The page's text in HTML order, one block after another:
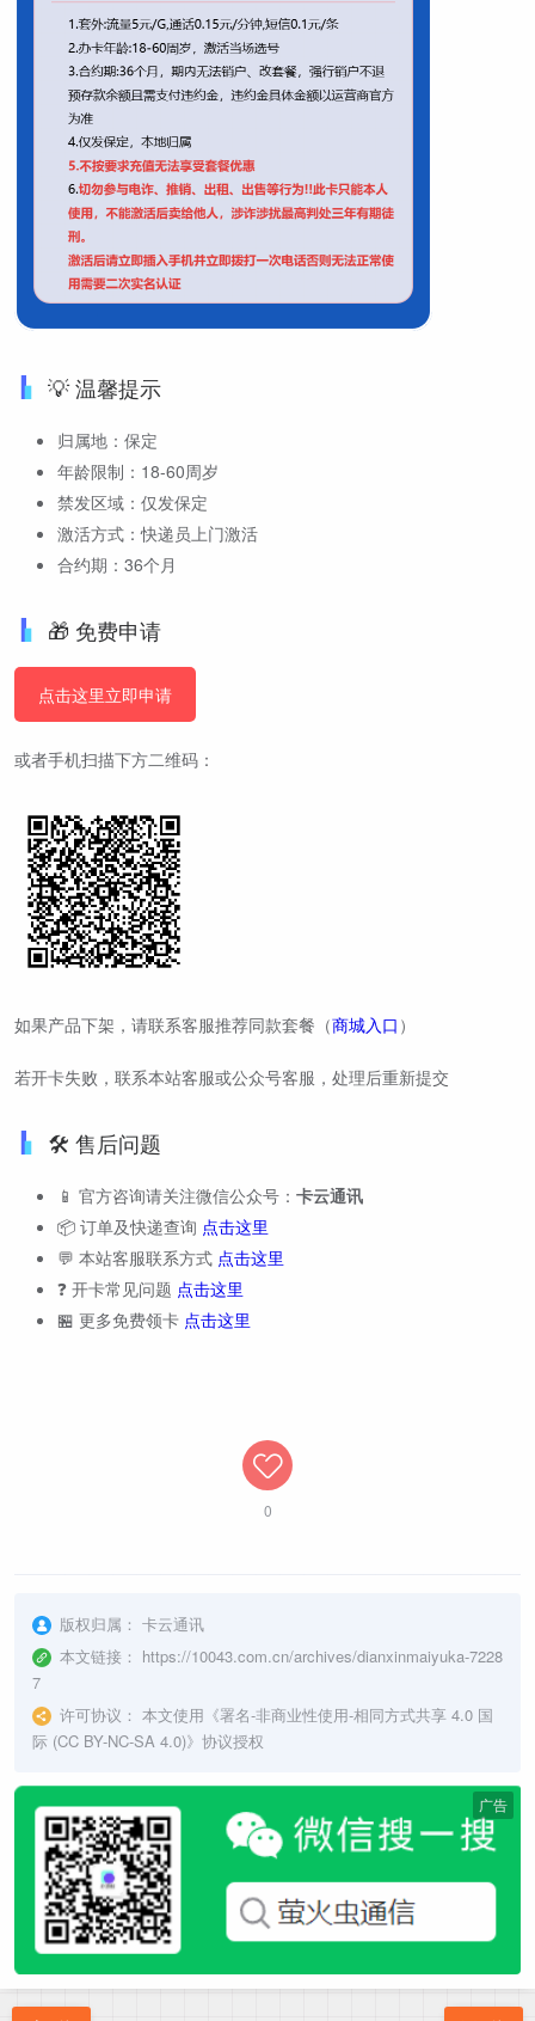
💡 温馨提示
归属地：保定
年龄限制：18-60周岁
禁发区域：仅发保定
激活方式：快递员上门激活
合约期：36个月
🎁 免费申请
点击这里立即申请
或者手机扫描下方二维码：
如果产品下架，请联系客服推荐同款套餐（商城入口 ）
若开卡失败，联系本站客服或公众号客服，处理后重新提交
🛠️ 售后问题
📱 官方咨询请关注微信公众号： 卡云通讯
📦 订单及快递查询 点击这里
💬 本站客服联系方式 点击这里
❓ 开卡常见问题 点击这里
🏪 更多免费领卡 点击这里
0
版权归属： 卡云通讯
本文链接： https://10043.com.cn/archives/dianxinmaiyuka-7228
7
许可协议： 本文使用《署名-非商业性使用-相同方式共享 4.0 国
际 (CC BY-NC-SA 4.0)》协议授权
广告